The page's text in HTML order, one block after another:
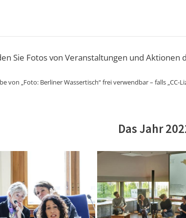
Sie Fotos von Veranstaltungen und
von „Foto: Berliner Wassertisch“ frei verwendbar – falls
Das Jahr